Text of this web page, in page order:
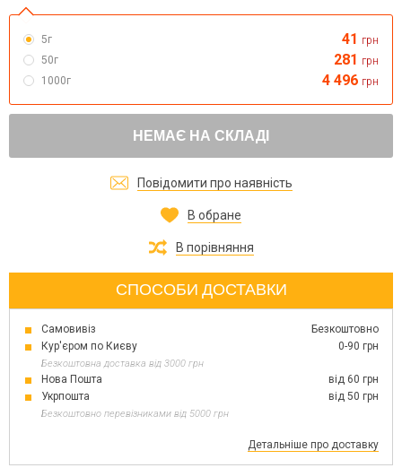
5г 41 грн
50г
281 грн
1000г
4 496 грн
НЕМАЄ НА СКЛАДІ
Повідомити про наявність
В обране
В порівняння
СПОСОБИ ДОСТАВКИ
Самовивіз
Безкоштовно
Кур'єром по Києву
0-90 грн
Безкоштовна доставка від 3000 грн
Нова Пошта
від 60 грн
Укрпошта
від 50 грн
Безкоштовно перевізниками від 5000 грн
Детальніше про доставку